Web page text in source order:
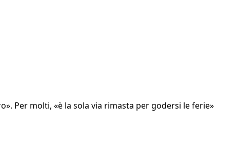
Per molti, «è la sola via rimasta per godersi le ferie»